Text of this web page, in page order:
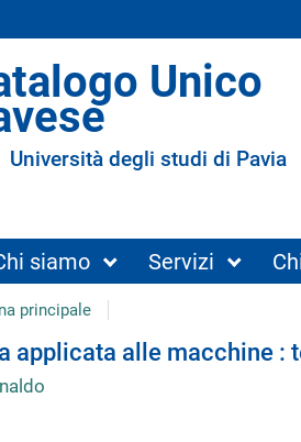
Unico
Università degli studi di Pavia
siamo Servizi
principale
applicata alle macchine :